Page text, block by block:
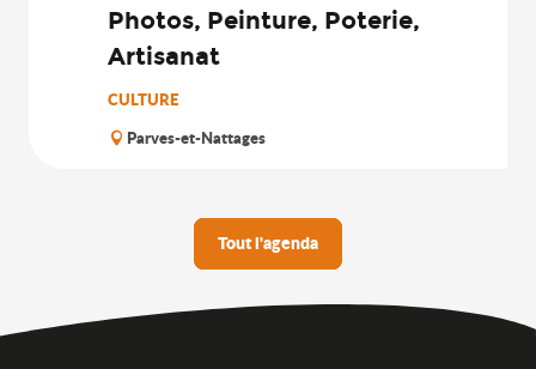
Photos, Peinture, Poterie,
Artisanat
CULTURE
Parves-et-Nattages
Tout l'agenda